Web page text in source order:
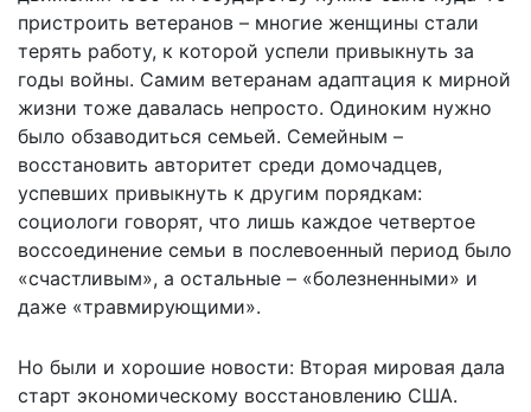
пристроить ветеранов – многие женщины стали
терять работу, к которой успели привыкнуть за
годы войны. Самим ветеранам адаптация к мирной
жизни тоже давалась непросто. Одиноким нужно
было обзаводиться семьей. Семейным –
восстановить авторитет среди домочадцев,
успевших привыкнуть к другим порядкам:
социологи говорят, что лишь каждое четвертое
воссоединение семьи в послевоенный период было
«счастливым», а остальные – «болезненными» и
даже «травмирующими».
Но были и хорошие новости: Вторая мировая дала
старт экономическому восстановлению США.